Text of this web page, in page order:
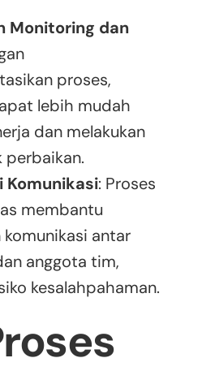
Monitoring dan
proses,
lebih mudah
dan melakukan
perbaikan.
Komunikasi: Proses
membantu
antar
anggota tim,
kesalahpahaman.